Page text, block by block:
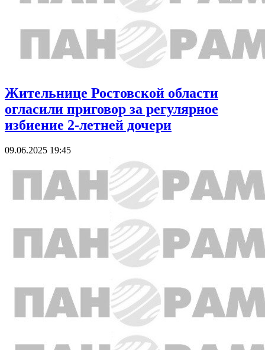
Жительнице Ростовской области
огласили приговор за регулярное
избиение 2-летней дочери
09.06.2025 19:45